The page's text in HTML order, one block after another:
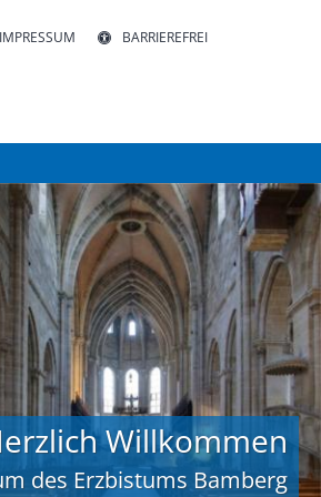
IMPRESSUM BARRIEREFREI
Willkommen
des Erzbistums Bamberg